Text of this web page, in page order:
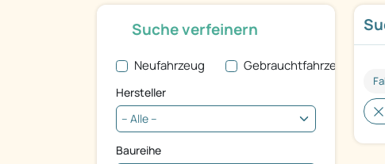
Suche verfeinern
Neufahrzeug Gebrauchtfahrzeug
Hersteller
Baureihe